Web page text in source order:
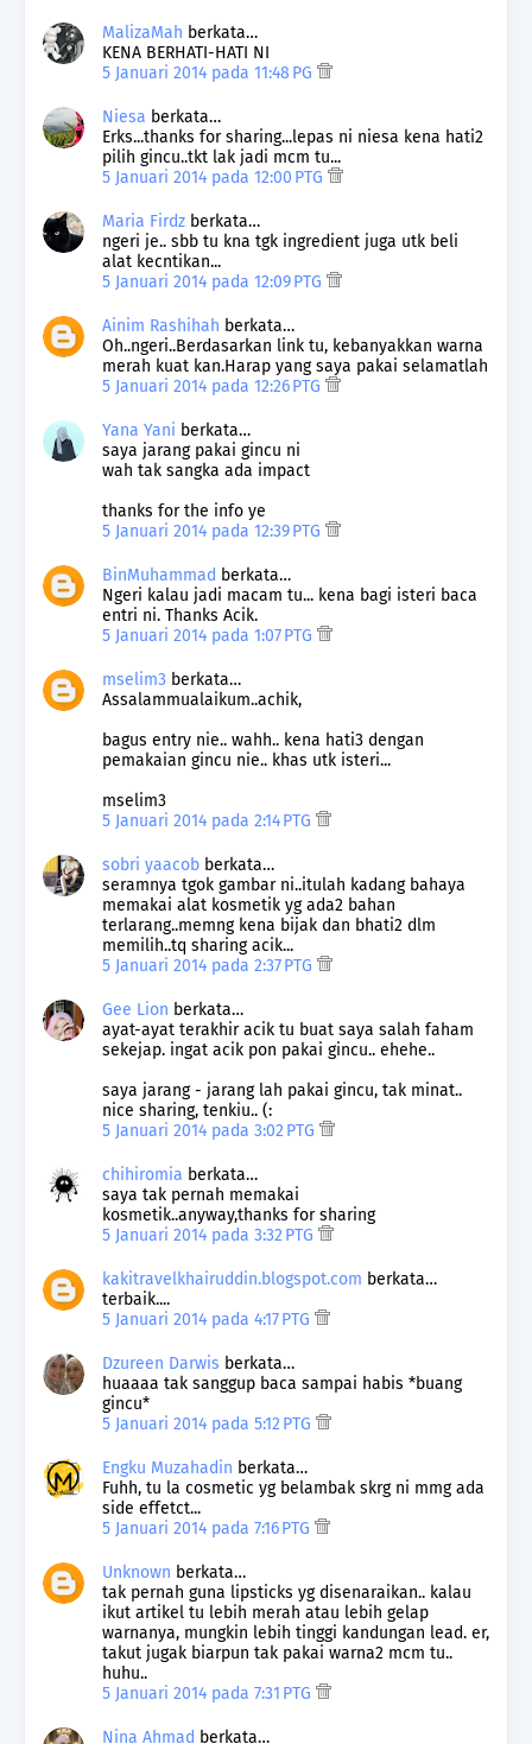
MalizaMah berkata…
KENA BERHATI-HATI NI
5 Januari 2014 pada 11:48 PG
Niesa berkata…
Erks...thanks for sharing...lepas ni niesa kena hati2
pilih gincu..tkt lak jadi mcm tu...
5 Januari 2014 pada 12:00 PTG
Maria Firdz berkata…
ngeri je.. sbb tu kna tgk ingredient juga utk beli
alat kecntikan...
5 Januari 2014 pada 12:09 PTG
Ainim Rashihah berkata…
Oh..ngeri..Berdasarkan link tu, kebanyakkan warna
merah kuat kan.Harap yang saya pakai selamatlah
5 Januari 2014 pada 12:26 PTG
Yana Yani berkata…
saya jarang pakai gincu ni
wah tak sangka ada impact
thanks for the info ye
5 Januari 2014 pada 12:39 PTG
BinMuhammad berkata…
Ngeri kalau jadi macam tu... kena bagi isteri baca
entri ni. Thanks Acik.
5 Januari 2014 pada 1:07 PTG
mselim3 berkata…
Assalammualaikum..achik,
bagus entry nie.. wahh.. kena hati3 dengan
pemakaian gincu nie.. khas utk isteri...
mselim3
5 Januari 2014 pada 2:14 PTG
sobri yaacob berkata…
seramnya tgok gambar ni..itulah kadang bahaya
memakai alat kosmetik yg ada2 bahan
terlarang..memng kena bijak dan bhati2 dlm
memilih..tq sharing acik...
5 Januari 2014 pada 2:37 PTG
Gee Lion berkata…
ayat-ayat terakhir acik tu buat saya salah faham
sekejap. ingat acik pon pakai gincu.. ehehe..
saya jarang - jarang lah pakai gincu, tak minat..
nice sharing, tenkiu.. (:
5 Januari 2014 pada 3:02 PTG
chihiromia berkata…
saya tak pernah memakai
kosmetik..anyway,thanks for sharing
5 Januari 2014 pada 3:32 PTG
kakitravelkhairuddin.blogspot.com berkata…
terbaik....
5 Januari 2014 pada 4:17 PTG
Dzureen Darwis berkata…
huaaaa tak sanggup baca sampai habis *buang
gincu*
5 Januari 2014 pada 5:12 PTG
Engku Muzahadin berkata…
Fuhh, tu la cosmetic yg belambak skrg ni mmg ada
side effetct...
5 Januari 2014 pada 7:16 PTG
Unknown berkata…
tak pernah guna lipsticks yg disenaraikan.. kalau
ikut artikel tu lebih merah atau lebih gelap
warnanya, mungkin lebih tinggi kandungan lead. er,
takut jugak biarpun tak pakai warna2 mcm tu..
huhu..
5 Januari 2014 pada 7:31 PTG
Nina Ahmad berkata…